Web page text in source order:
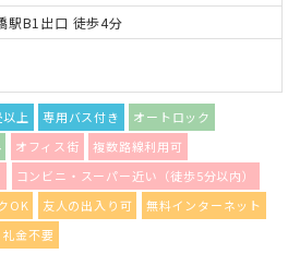
駅B1出口 徒歩4分
以上 専用バス付き
オートロック
オフィス街
複数路線利用可
コンビニ・スーパー近い（徒歩5分以内）
OK 友人の出入り可
無料インターネット
金不要